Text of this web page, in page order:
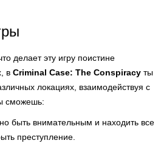
делает эту игру поистине
в Criminal Case: The Conspiracy ты
локациях, взаимодействуя с
сможешь:
быть внимательным и находить все
преступление.